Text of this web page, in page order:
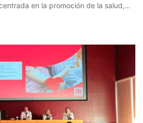
en la promoción de la salud,…